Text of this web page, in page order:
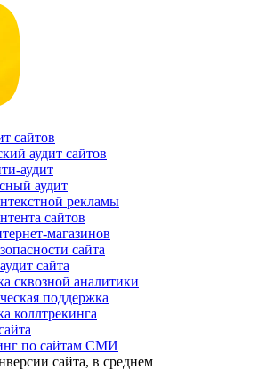
сайтов
аудит сайтов
аудит
аудит
рекламы
сайтов
магазинов
сайта
сайта
сквозной аналитики
поддержка
коллтрекинга
по сайтам СМИ
сайта, в среднем